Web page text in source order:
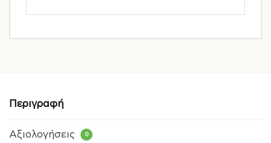
Περιγραφή
Αξιολογήσεις 0